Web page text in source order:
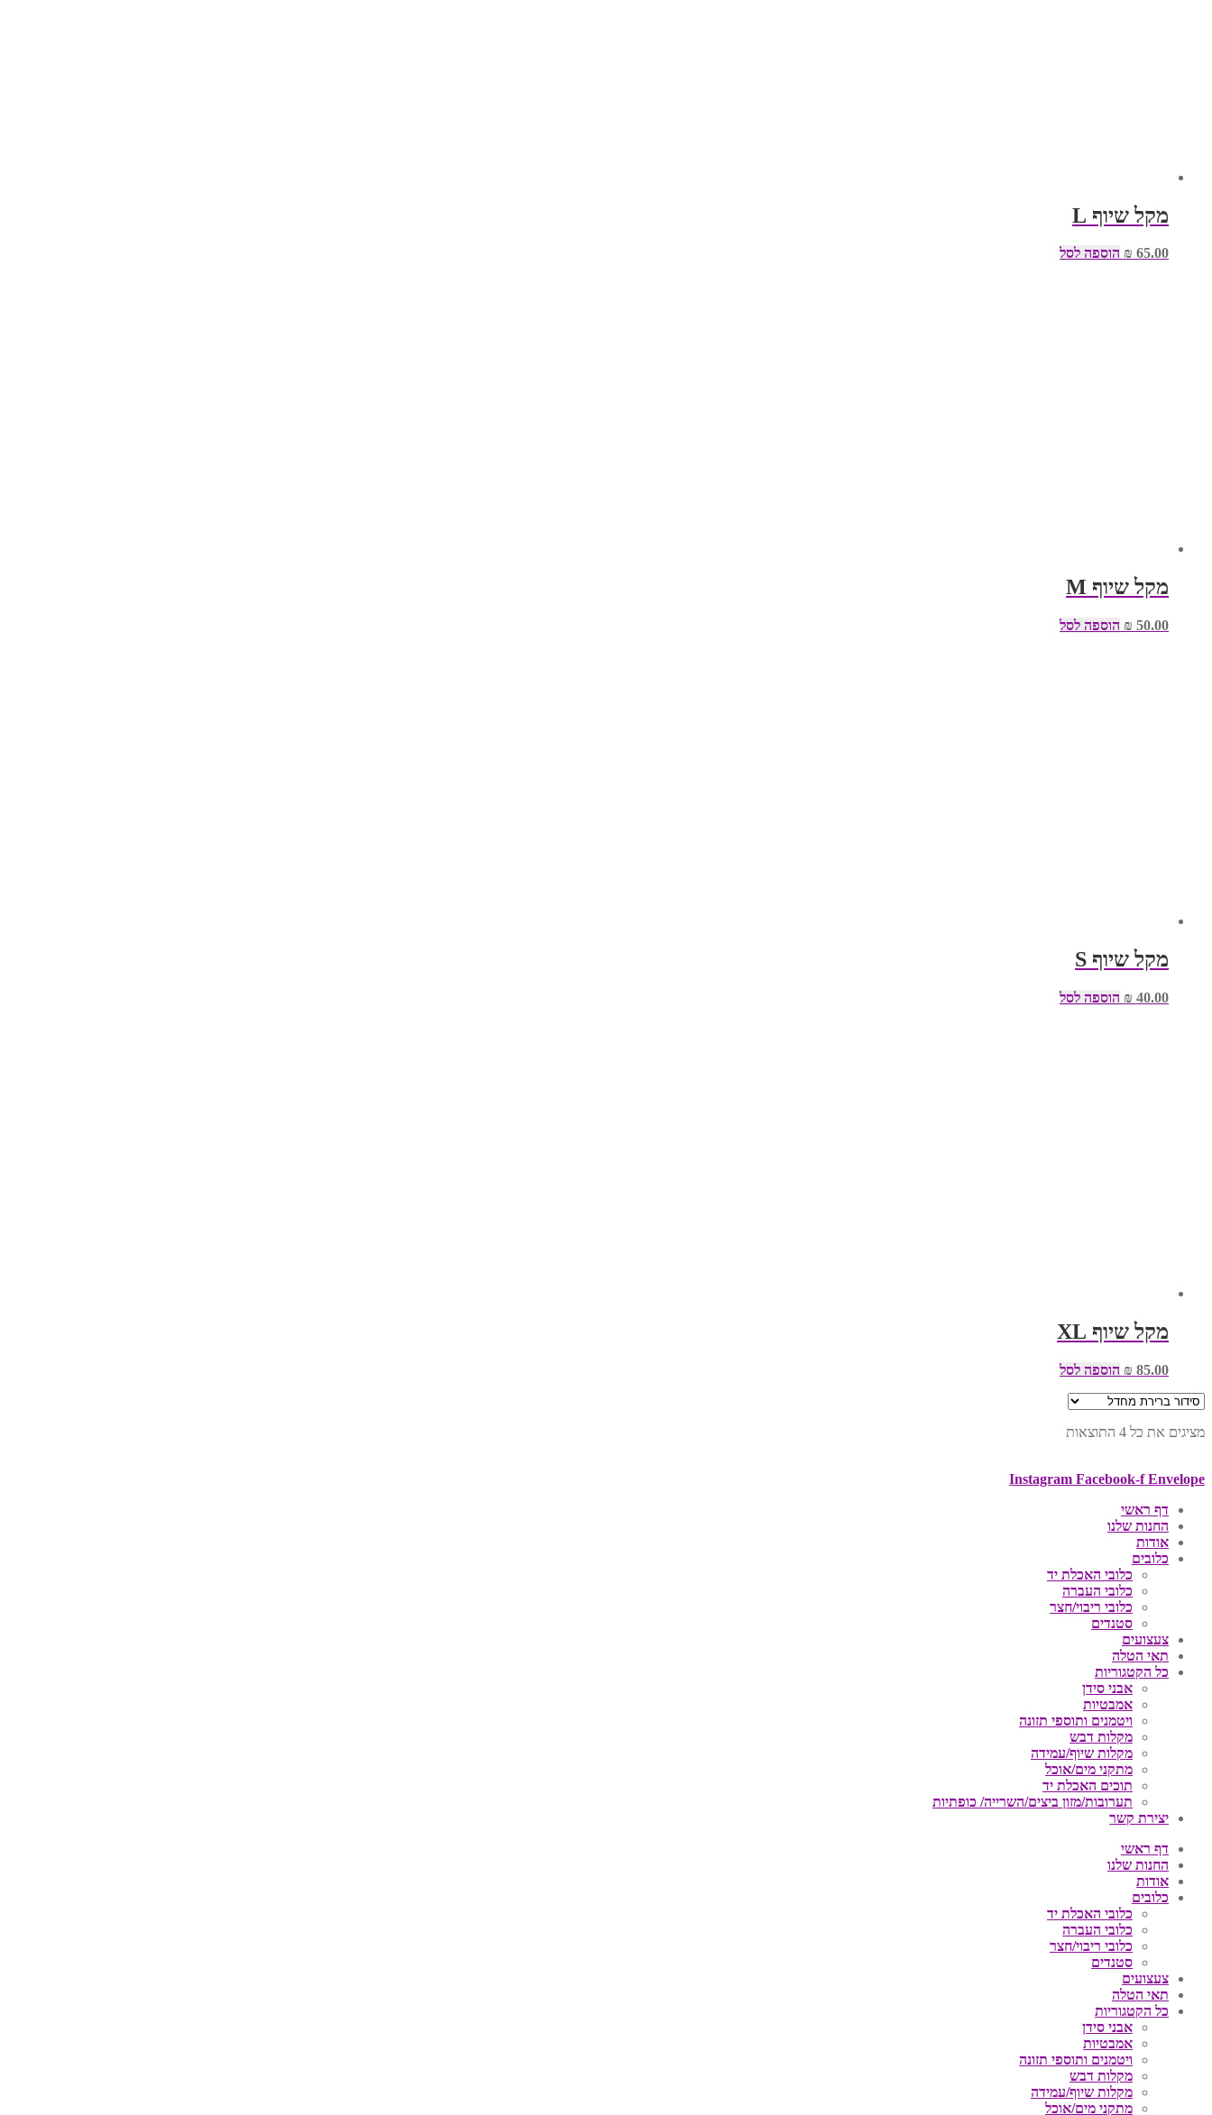
מקל שיוף L
₪ 65.00 הוספה לסל
מקל שיוף M
₪ 50.00 הוספה לסל
מקל שיוף S
₪ 40.00 הוספה לסל
מקל שיוף XL
₪ 85.00 הוספה לסל
מציגים את כל ⁦4⁩ התוצאות
Instagram Facebook-f Envelope
דף ראשי
החנות שלנו
אודות
כלובים
כלובי האכלת יד
כלובי העברה
כלובי ריבוי/חצר
סטנדים
צעצועים
תאי הטלה
כל הקטגוריות
אבני סידן
אמבטיות
ויטמנים ותוספי תזונה
מקלות דבש
מקלות שיוף/עמידה
מתקני מים/אוכל
תוכים האכלת יד
תערובות/מזון ביצים/השרייה/ כופתיות
יצירת קשר
דף ראשי
החנות שלנו
אודות
כלובים
כלובי האכלת יד
כלובי העברה
כלובי ריבוי/חצר
סטנדים
צעצועים
תאי הטלה
כל הקטגוריות
אבני סידן
אמבטיות
ויטמנים ותוספי תזונה
מקלות דבש
מקלות שיוף/עמידה
מתקני מים/אוכל